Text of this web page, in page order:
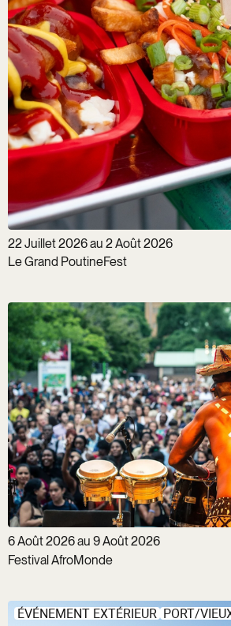
22 Juillet 2026 au 2 Août 2026
Le Grand PoutineFest
6 Août 2026 au 9 Août 2026
Festival AfroMonde
ÉVÉNEMENT EXTÉRIEUR PORT/